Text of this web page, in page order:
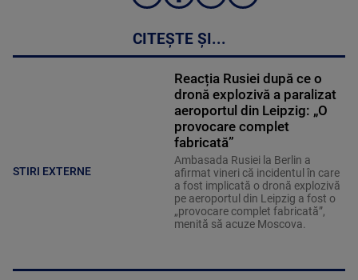
CITEȘTE ȘI...
STIRI EXTERNE
Reacția Rusiei după ce o
dronă explozivă a paralizat
aeroportul din Leipzig: „O
provocare complet
fabricată”
Ambasada Rusiei la Berlin a
afirmat vineri că incidentul în care
a fost implicată o dronă explozivă
pe aeroportul din Leipzig a fost o
„provocare complet fabricată”,
menită să acuze Moscova.